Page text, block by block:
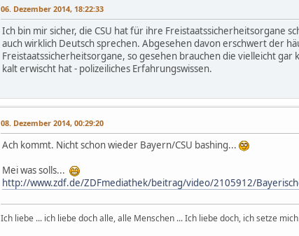
06. Dezember 2014, 18:22:33
Ich bin mir sicher, die CSU hat für ihre Freistaatssicherheitsorgane
auch wirklich Deutsch sprechen. Abgesehen davon erschwert der
Freistaatssicherheitsorgane, so gesehen brauchen die vielleicht
kalt erwischt hat - polizeiliches Erfahrungswissen.
08. Dezember 2014, 00:29:20
Ach kommt. Nicht schon wieder Bayern/CSU bashing...
Mei was solls...
http://www.zdf.de/ZDFmediathek/beitrag/video/2105912/
Ich liebe ... ich liebe doch alle, alle Menschen ... Ich liebe doch, ich setze